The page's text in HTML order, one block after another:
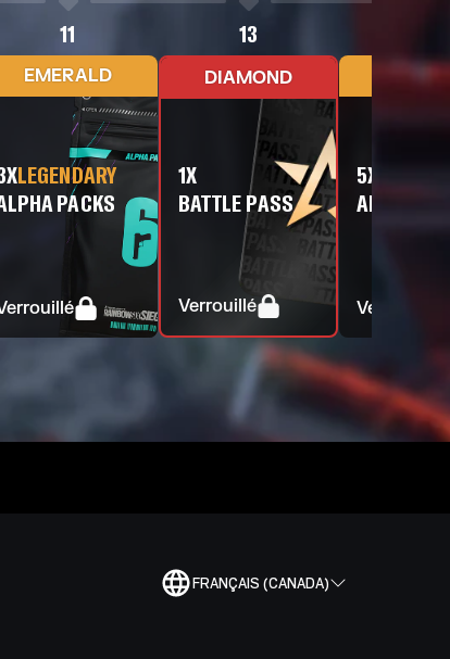
11
EMERALD
XLEGENDARY
PACKS
13
DIAMOND
1X
BATTLE PASS
Verrouillé
5X
ALPHA
Verrouillé
FRANÇAIS (CANADA)